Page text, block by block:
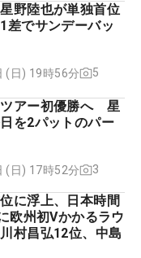
野陸也が単独首位
でサンデーバッ
(日) 19時56分
5
ツアー初優勝へ 星
を2パットのパー
(日) 17時52分
3
に浮上、日本時間
欧州初Vかかるラウ
村昌弘12位、中島